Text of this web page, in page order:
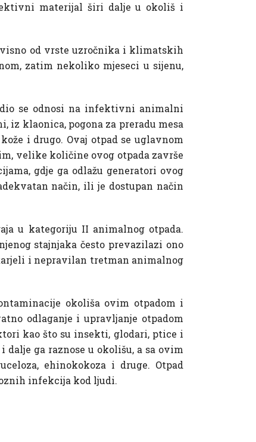
materijal širi dalje u okoliš i
od vrste uzročnika i klimatskih
zatim nekoliko mjeseci u sijenu,
se odnosi na infektivni animalni
iz klaonica, pogona za preradu mesa
i drugo. Ovaj otpad se uglavnom
velike količine ovog otpada završe
gdje ga odlažu generatori ovog
način, ili je dostupan način
u kategoriju II animalnog otpada.
stajnjaka često prevazilazi ono
i nepravilan tretman animalnog
okoliša ovim otpadom i
odlaganje i upravljanje otpadom
kao što su insekti, glodari, ptice i
ga raznose u okolišu, a sa ovim
ehinokokoza i druge. Otpad
infekcija kod ljudi.